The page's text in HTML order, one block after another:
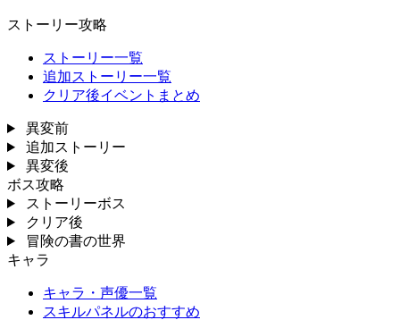
ストーリー攻略
ストーリー一覧
追加ストーリー一覧
クリア後イベントまとめ
異変前
追加ストーリー
異変後
ボス攻略
ストーリーボス
クリア後
冒険の書の世界
キャラ
キャラ・声優一覧
スキルパネルのおすすめ